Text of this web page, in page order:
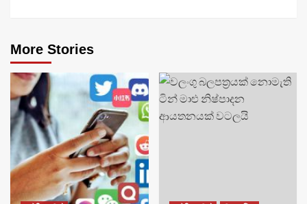
More Stories